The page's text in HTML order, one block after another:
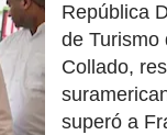
República
de Turismo
Collado,
superó a